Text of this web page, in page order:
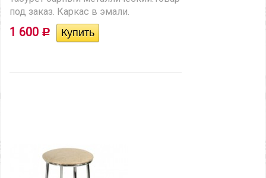
под заказ. Каркас в эмали.
1 600 Р